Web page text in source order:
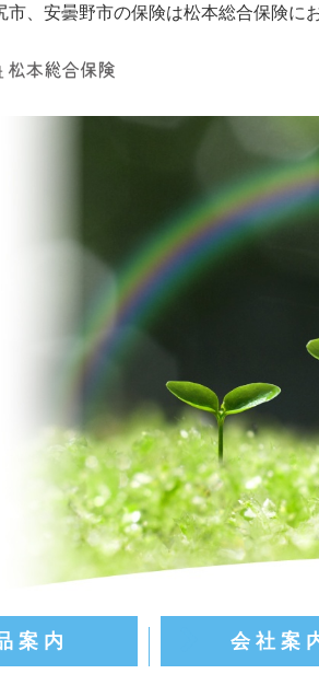
市、安曇野市の保険は松本総合保険に
案内 会社案